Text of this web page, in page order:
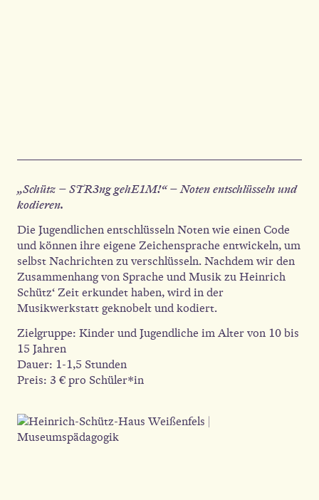
„Schütz – STR3ng gehE1M!“ – Noten entschlüsseln und
kodieren.
Die Jugendlichen entschlüsseln Noten wie einen Code
und können ihre eigene Zeichensprache entwickeln, um
selbst Nachrichten zu verschlüsseln. Nachdem wir den
Zusammenhang von Sprache und Musik zu Heinrich
Schütz‘ Zeit erkundet haben, wird in der
Musikwerkstatt geknobelt und kodiert.
Zielgruppe: Kinder und Jugendliche im Alter von 10 bis
15 Jahren
Dauer: 1-1,5 Stunden
Preis: 3 € pro Schüler*in